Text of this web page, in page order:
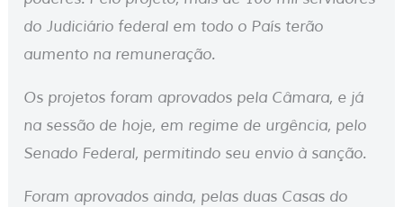
do Judiciário federal em todo o País terão
aumento na remuneração.
Os projetos foram aprovados pela Câmara, e já
na sessão de hoje, em regime de urgência, pelo
Senado Federal, permitindo seu envio à sanção.
Foram aprovados ainda, pelas duas Casas do